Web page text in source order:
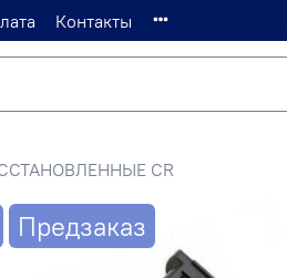
Контакты
CR
Предзаказ